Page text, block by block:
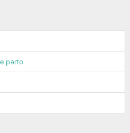
parto